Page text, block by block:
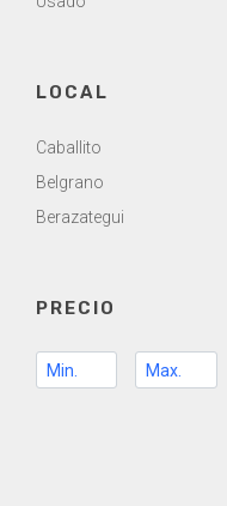
LOCAL
Caballito
Belgrano
Berazategui
PRECIO